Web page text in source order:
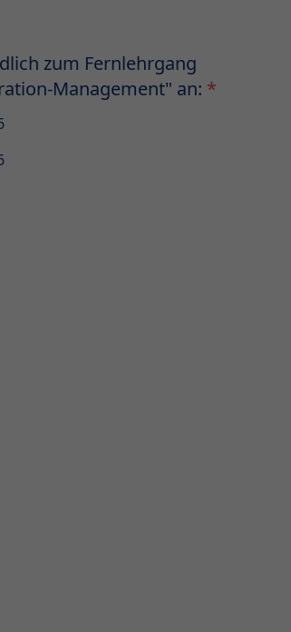
zum Fernlehrgang
Management" an: *